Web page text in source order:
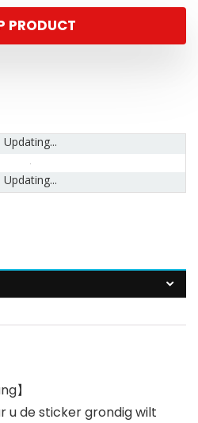
PRODUCT
Updating...
Updating...
】
u de sticker grondig wilt